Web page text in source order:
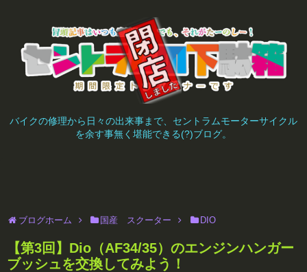
バイクの修理から日々の出来事まで、セントラムモーターサイクル
を余す事無く堪能できる(?)ブログ。
ブログホーム 国産 スクーター DIO
【第3回】Dio（AF34/35）のエンジンハンガー
ブッシュを交換してみよう！